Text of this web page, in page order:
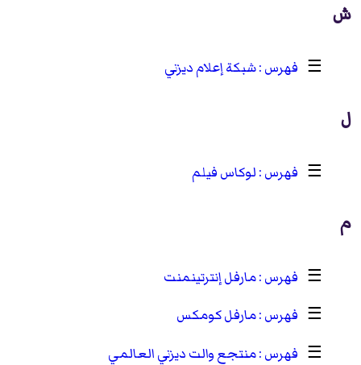
ش
☰ شبكة إعلام ديزني
ل
☰ لوكاس فيلم
م
☰
مارفل إنترتينمنت
☰
مارفل كومكس
☰
منتجع والت ديزني العالمي